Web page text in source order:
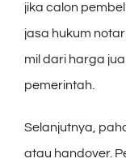
jika calon
jasa hukum
mil dari harga
pemerintah.
Selanjutnya,
atau handover.